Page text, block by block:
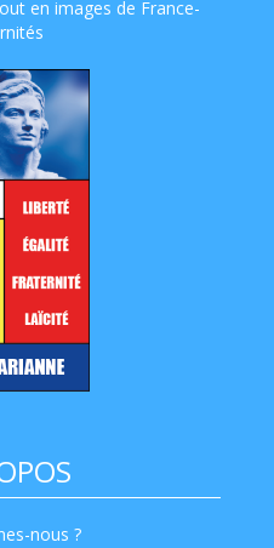
en images de France-
nous ?